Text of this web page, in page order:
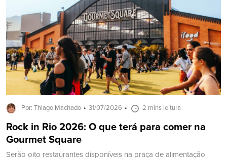
Por: Thiago Machado 31/07/2026 2 mins leitura
Rock in Rio 2026: O que terá para comer na
Gourmet Square
Serão oito restaurantes disponíveis na praça de alimentação